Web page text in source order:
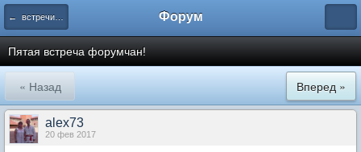
← встречи форумчан Форум
Пятая встреча форумчан!
« Назад Вперед »
alex73
20 фев 2017